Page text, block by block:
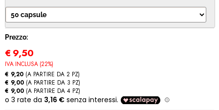
Prezzo:
€ 9,50
IVA INCLUSA (22%)
€ 9,20 (A PARTIRE DA 2 PZ)
€ 9,00 (A PARTIRE DA 3 PZ)
€ 9,00 (A PARTIRE DA 4 PZ)